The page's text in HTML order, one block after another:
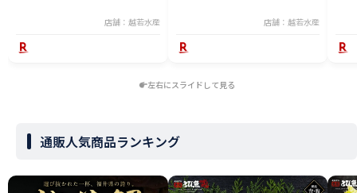
店舗：越若水産 店舗：越若水産
左右にスライドして見る
通販人気商品ランキング